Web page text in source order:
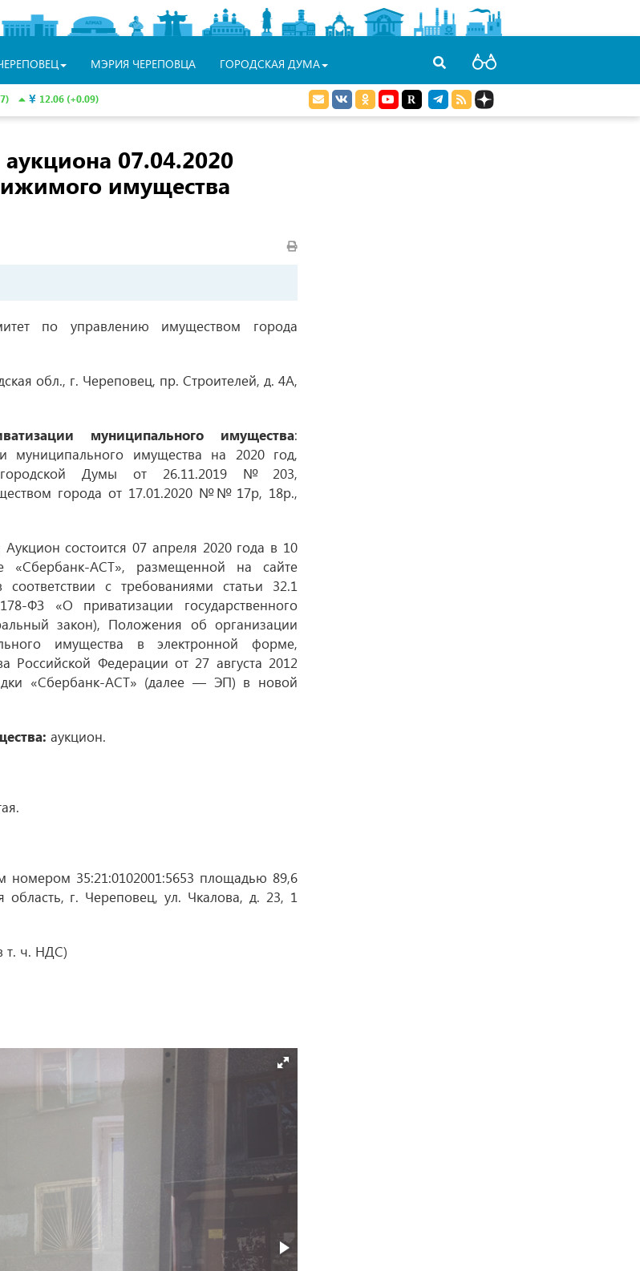
МЭРИЯ ЧЕРЕПОВЦА ГОРОДСКАЯ ДУМА
12.06 (+0.09)
07.04.2020
имущества
по управлению имуществом города
обл., г. Череповец, пр. Строителей, д. 4А,
муниципального имущества:
муниципального имущества на 2020 год,
Думы от 26.11.2019 № 203,
города от 17.01.2020 №№ 17р, 18р.,
Аукцион состоится 07 апреля 2020 года в 10
АСТ», размещенной на сайте
с требованиями статьи 32.1
ФЗ «О приватизации государственного
закон), Положения об организации
имущества в электронной форме,
Российской Федерации от 27 августа 2012
«Сбербанк-АСТ» (далее — ЭП) в новой
аукцион.
35:21:0102001:5653 площадью 89,6
г. Череповец, ул. Чкалова, д. 23, 1
т. ч. НДС)